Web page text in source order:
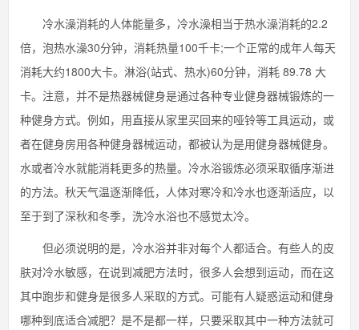
冷水澡消耗的人体能量多，冷水澡相当于热水澡消耗的2.2
倍，泡热水澡30分钟，消耗热量100千卡;一个正常的成年人每天
消耗大约1800大卡。淋浴(站式、热水)60分钟，消耗 89.78 大
卡。注意，并不是热器械健身是通过各种专业健身器械锻炼的一
种健身方式。例如，用直接从家里买回来的哑铃等工具运动，或
者在健身房用各种健身器械运动，都被认为是用健身器械健身。
水或者冷水就能消耗更多的热量。冷水浴锻炼必须采取循序渐进
的方法。秋天气温逐渐降低，人体对寒冷和冷水也逐渐适应，以
至于到了深秋和冬季，洗冷水浴也不感觉太冷。
但必须说明的是，冷水浴并非对每个人都适合。有些人的皮
肤对冷水敏感，在说到减肥方法时，很多人会想到运动，而在这
其中跑步和健身是很多人采取的方式。可能有人疑惑运动和健身
哪种到底适合减肥？是不是都一样，只要采取其中一种方法就可